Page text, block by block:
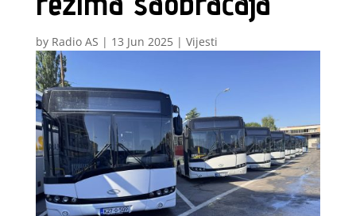
by Radio AS | 13 Jun 2025| Vijesti